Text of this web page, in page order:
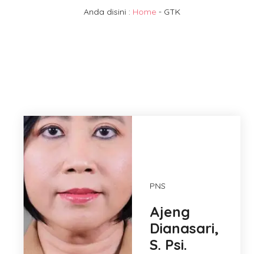
Anda disini : Home - GTK
PNS
Ajeng
Dianasari,
S. Psi.